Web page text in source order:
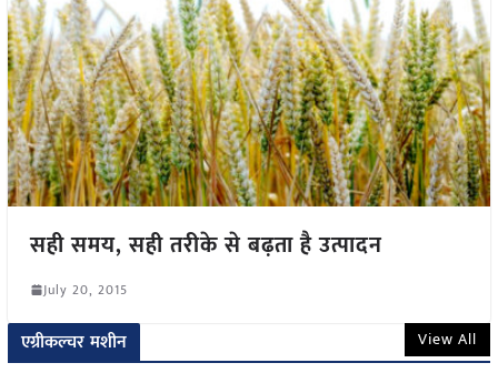
सही समय, सही तरीके से बढ़ता है उत्पादन
July 20, 2015
एग्रीकल्चर मशीन View All